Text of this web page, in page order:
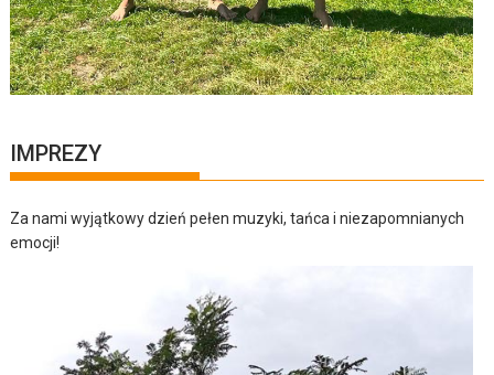
IMPREZY
Za nami wyjątkowy dzień pełen muzyki, tańca i niezapomnianych
emocji!